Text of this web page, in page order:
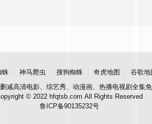
蛛 神马爬虫 搜狗蜘蛛 奇虎地图 谷歌地
减高清电影、综艺秀、动漫画、热播电视剧全集
© 2022 hfqtsb.com All Rights Reserved
鲁ICP备90135232号